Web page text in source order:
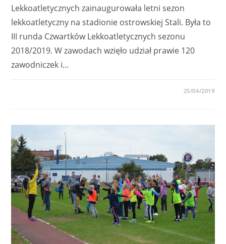
Lekkoatletycznych zainaugurowała letni sezon
lekkoatletyczny na stadionie ostrowskiej Stali. Była to
III runda Czwartków Lekkoatletycznych sezonu
2018/2019. W zawodach wzięło udział prawie 120
zawodniczek i…
25/04/2019